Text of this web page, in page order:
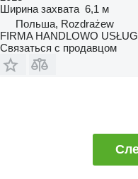
Ширина захвата 6,1 м
Польша, Rozdrażew
FIRMA HANDLOWO
Связаться с продавцом